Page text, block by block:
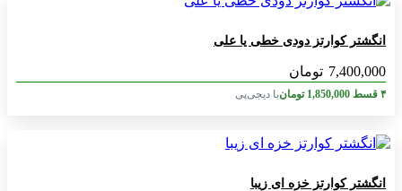
انگشتر کوارتز دودی خطی یا علی
7,400,000 تومان
۴ قسط 1,850,000 تومانبا دیجی‌پی
انگشتر کوارتز خزه ای زیبا